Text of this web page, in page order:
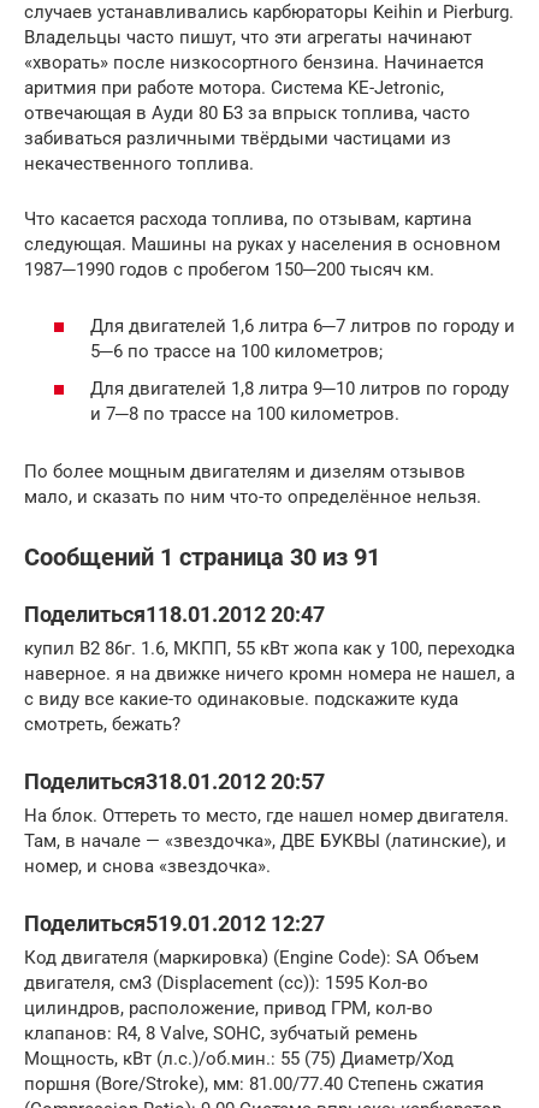
случаев устанавливались карбюраторы Keihin и Pierburg.
Владельцы часто пишут, что эти агрегаты начинают
«хворать» после низкосортного бензина. Начинается
аритмия при работе мотора. Система KE-Jetronic,
отвечающая в Ауди 80 Б3 за впрыск топлива, часто
забиваться различными твёрдыми частицами из
некачественного топлива.
Что касается расхода топлива, по отзывам, картина
следующая. Машины на руках у населения в основном
1987─1990 годов с пробегом 150─200 тысяч км.
Для двигателей 1,6 литра 6─7 литров по городу и
5─6 по трассе на 100 километров;
Для двигателей 1,8 литра 9─10 литров по городу
и 7─8 по трассе на 100 километров.
По более мощным двигателям и дизелям отзывов
мало, и сказать по ним что-то определённое нельзя.
Сообщений 1 страница 30 из 91
Поделиться118.01.2012 20:47
купил В2 86г. 1.6, МКПП, 55 кВт жопа как у 100, переходка
наверное. я на движке ничего кромн номера не нашел, а
с виду все какие-то одинаковые. подскажите куда
смотреть, бежать?
Поделиться318.01.2012 20:57
На блок. Оттереть то место, где нашел номер двигателя.
Там, в начале — «звездочка», ДВЕ БУКВЫ (латинские), и
номер, и снова «звездочка».
Поделиться519.01.2012 12:27
Код двигателя (маркировка) (Engine Code): SA Объем
двигателя, см3 (Displacement (cc)): 1595 Кол-во
цилиндров, расположение, привод ГРМ, кол-во
клапанов: R4, 8 Valve, SOHC, зубчатый ремень
Мощность, кВт (л.с.)/об.мин.: 55 (75) Диаметр/Ход
поршня (Bore/Stroke), мм: 81.00/77.40 Степень сжатия